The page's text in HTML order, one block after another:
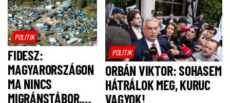
POLITIK
FIDESZ:
MAGYARORSZÁGON
MA NINCS
MIGRÁNSTÁBOR,
POLITIK
ORBÁN VIKTOR: SOHASEM
HÁTRÁLOK MEG, KURUC
VAGYOK!